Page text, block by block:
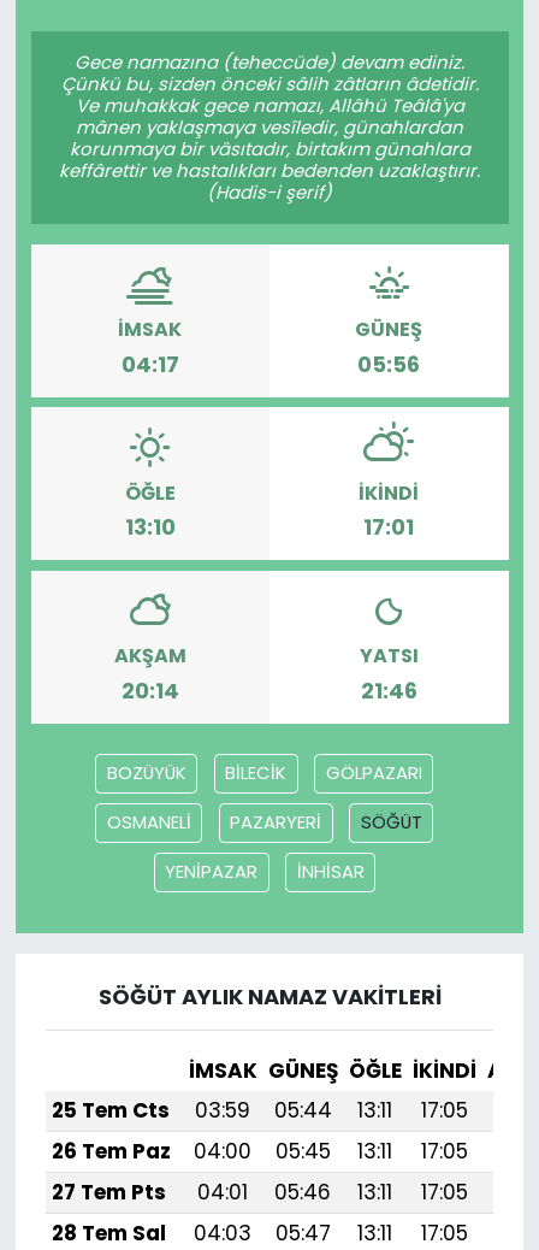
Gece namazına (teheccüde) devam ediniz.
Çünkü bu, sizden önceki sâlih zâtların âdetidir.
Ve muhakkak gece namazı, Allâhü Teâlâ'ya
mânen yaklaşmaya vesîledir, günahlardan
korunmaya bir vâsıtadır, birtakım günahlara
keffârettir ve hastalıkları bedenden uzaklaştırır.
(Hadis-i şerif)
İMSAK
04:17
GÜNEŞ
05:56
ÖĞLE
13:10
İKINDI
17:01
AKŞAM
20:14
YATSI
21:46
BOZÜYÜK BİLECİK
GÖLPAZARI
OSMANELİ
PAZARYERİ
SÖĞÜT
YENİPAZAR
İNHİSAR
SÖĞÜT AYLIK NAMAZ VAKITLERI
İMSAK GÜNEŞ ÖĞLE İKINDI
25 Tem Cts
03:59 05:44 13:11 17:05
26 Tem Paz
04:00 05:45 13:11 17:05
27 Tem Pts
04:01 05:46 13:11 17:05
28 Tem Sal
04:03 05:47 13:11 17:05
Teknoloji
Resmi İlanlar
Yaşam
Künye
Gizlilik Sözleşmesi
İletişim